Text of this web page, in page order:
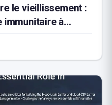
le vieillissement :
immunitaire à